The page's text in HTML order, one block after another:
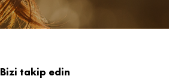
Bizi takip edin